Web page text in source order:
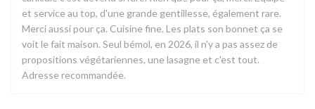
et service au top, d'une grande gentillesse, également rare.
Merci aussi pour ça. Cuisine fine. Les plats son bonnet ça se
voit le fait maison. Seul bémol, en 2026, il n'y a pas assez de
propositions végétariennes, une lasagne et c'est tout.
Adresse recommandée.